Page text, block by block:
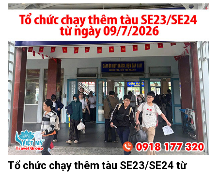
Tổ chức chạy thêm tàu SE23/SE24 từ